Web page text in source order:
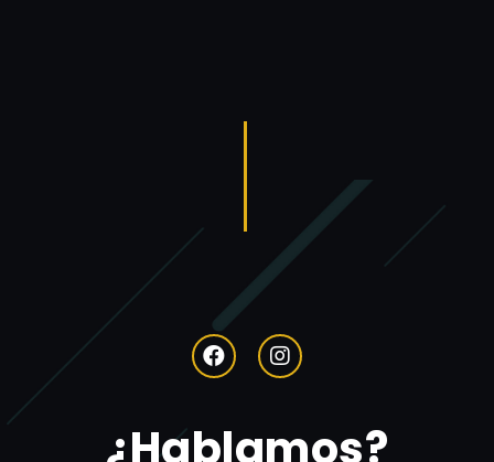
¿Hablamos?